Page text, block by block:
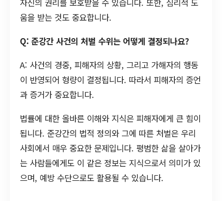
움을 받는 것도 중요합니다.
Q: 준강간 사건의 처벌 수위는 어떻게 결정되나요?
A: 사건의 경중, 피해자의 상황, 그리고 가해자의 행동
이 반영되어 형량이 결정됩니다. 따라서 피해자의 증언
과 증거가 중요합니다.
법률에 대한 올바른 이해와 지식은 피해자에게 큰 힘이
됩니다. 준강간의 법적 정의와 그에 따른 처벌은 우리
사회에서 매우 중요한 문제입니다. 평범한 삶을 살아가
는 사람들에게도 이 같은 정보는 지식으로서 의미가 있
으며, 예방 수단으로도 활용될 수 있습니다.